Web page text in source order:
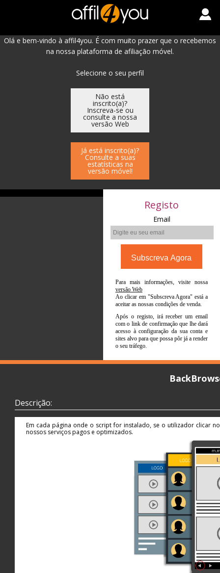
Olá e bem-vindo à affil4you. É com muito prazer que o recebemos
na nossa plataforma de afiliação móvel.
Selecione o seu perfil
Não está
inscrito(a)?
Inscreva-se ou
consulte a nossa
versão Web
Já está inscrito(a)?
Consulte a suas
estatísticas na
versão móvel!
Registo
Email
Para mais informações, visite nossa
versão Web
Ao clicar em "Subscreva Agora" está a
aceitar as nossas condições de venda.
Após o registo, irá receber um email
com o link de confirmação que lhe dará
acesso à configuração da sua conta e
sites alvo para que possa pôr já a render
o seu tráfego.
Descrição:
Em cada página onde o script for instalado, se o utilizador clicar
nossos serviços pagos e optimizados.